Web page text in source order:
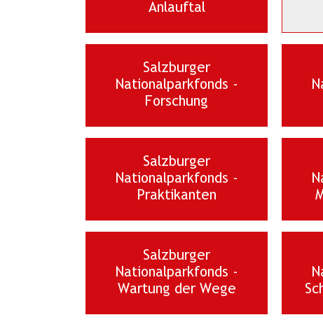
Anlauftal
Salzburger
Nationalparkfonds -
Forschung
Salzburger
Nationalparkfonds -
Praktikanten
Salzburger
Nationalparkfonds -
Wartung der Wege